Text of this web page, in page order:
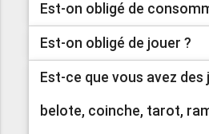
Est-on obligé de
Est-on obligé de jouer ?
Est-ce que vous avez des
belote, coinche, tarot,